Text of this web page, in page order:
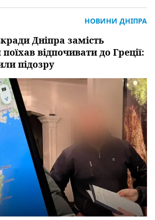
Дніпра замість
відпочивати до Греції:
підозру
НОВИНИ ДНІПРА